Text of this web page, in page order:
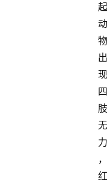
起
动
物
出
现
四
肢
无
力
，
红